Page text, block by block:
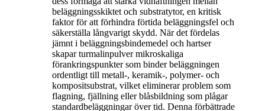
beläggningsskiktet och substratytor, en kritisk
faktor för att förhindra förtida beläggningsfel och
säkerställa långvarigt skydd. När det fördelas
jämnt i beläggningsbindemedel och hartser
skapar turmalinpulver mikroskaliga
förankringspunkter som binder beläggningen
ordentligt till metall-, keramik-, polymer- och
kompositsubstrat, vilket eliminerar problem som
flagning, fjällning eller blåsbildning som plågar
standardbeläggningar över tid. Denna förbättrade